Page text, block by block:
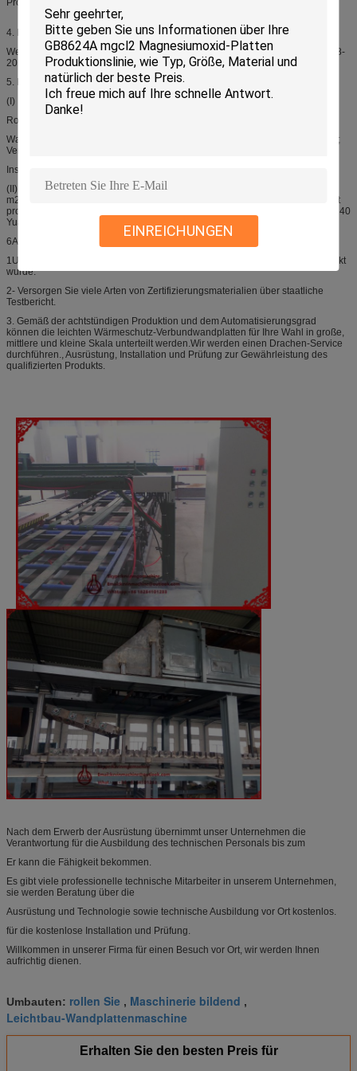
EINREICHUNGEN
Produktionslinie nach Ihrem eigenen Zustand wählen.
4. Produktionsbedingungen
Werkstatt: über 300m2-800m2, Arbeiter: 10-16 Personen; Süßwasser; Strom:8-
20KW
5. Nutzenanalyse
(I) Kostenrechnung
Rohstoffe: 19-25 Yuan/m2 (nach unterschiedlicher Dicke); Lohn: 1 Yuan/m2
Wasser-Strom-Gebühr: 0,5 Yuan/m2; Abschreibung der Ausrüstung: 0,2 Yuan;
Verwaltungsgebühr: 1 Yuan/m2
Insgesamt: 21,7 Yuan~27,70 Yuan/m2
(II) Gewinnanalyse: (Nimm die Kleinmaschinen als Beispiel), Produktion: 800
m2 pro Tag, zu einem Preis von 58 Yuan/m2 zum Verkauf, und dann der Profit
pro Tag ist, dass 800 m2 × 58 Yuan/m2-800 m2 × 21.7 ~ 27.70 = 29040 ~ 24240
Yuan.
6Aufmerksamkeit.
1Unterzeichnen Sie den Vertrag, der vom Industrie- und Handelsbüro gedruckt
wurde.
2- Versorgen Sie viele Arten von Zertifizierungsmaterialien über staatliche
Testbericht.
3. Gemäß der achtstündigen Produktion und dem Automatisierungsgrad
können die leichten Wärmeschutz-Verbundwandplatten für Ihre Wahl in große,
mittlere und kleine Skala unterteilt werden.Wir werden einen Drachen-Service
durchführen., Ausrüstung, Installation und Prüfung zur Gewährleistung des
qualifizierten Produkts.
Nach dem Erwerb der Ausrüstung übernimmt unser Unternehmen die
Verantwortung für die Ausbildung des technischen Personals bis zum
Er kann die Fähigkeit bekommen.
Es gibt viele professionelle technische Mitarbeiter in unserem Unternehmen,
sie werden Beratung über die
Ausrüstung und Technologie sowie technische Ausbildung vor Ort kostenlos.
für die kostenlose Installation und Prüfung.
Willkommen in unserer Firma für einen Besuch vor Ort, wir werden Ihnen
aufrichtig dienen.
Umbauten: rollen Sie , Maschinerie bildend ,
Leichtbau-Wandplattenmaschine
Erhalten Sie den besten Preis für